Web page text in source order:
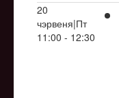
20
чэрвеня|Пт
11:00 - 12:30